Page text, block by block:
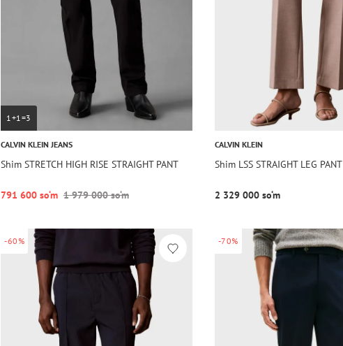
1+1=3
CALVIN KLEIN JEANS
Shim STRETCH HIGH RISE STRAIGHT PANT
791 600 so‘m 1 979 000 so‘m
CALVIN KLEIN
Shim LSS STRAIGHT LEG PANT
2 329 000 so‘m
-60% -70%